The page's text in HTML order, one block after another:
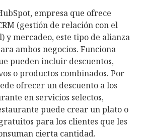
empresa que ofrece
(gestión de relación con el
y mercadeo, este tipo de alianza
ambos negocios. Funciona
pueden incluir descuentos,
o productos combinados. Por
ofrecer un descuento a los
en servicios selectos,
puede crear un plato o
para los clientes que les
cierta cantidad.